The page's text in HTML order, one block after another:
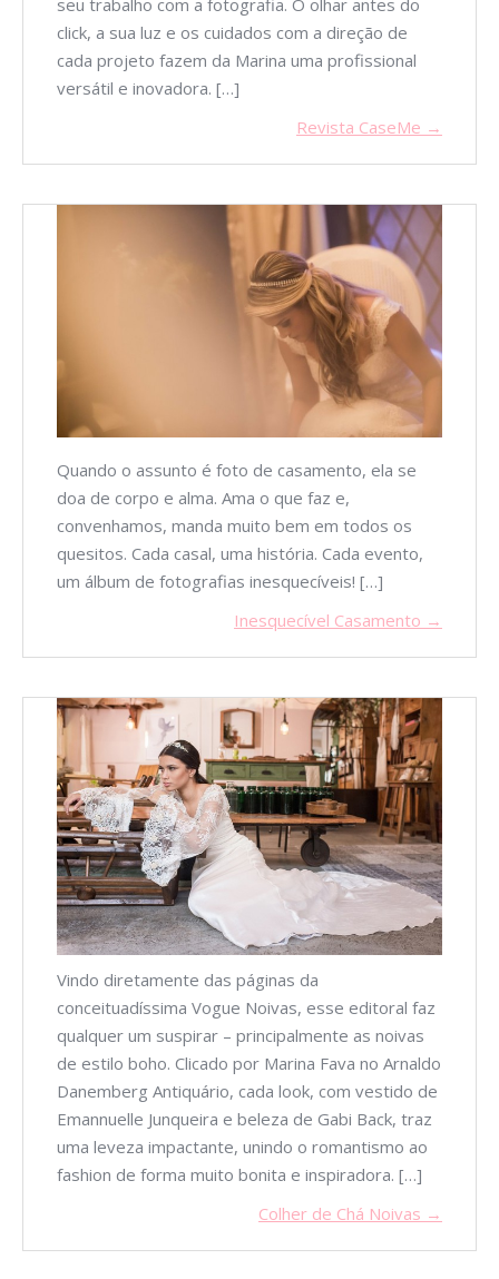
click, a sua luz e os cuidados com a direção de
cada projeto fazem da Marina uma profissional
versátil e inovadora. […]
Revista CaseMe →
Quando o assunto é foto de casamento, ela se
doa de corpo e alma. Ama o que faz e,
convenhamos, manda muito bem em todos os
quesitos. Cada casal, uma história. Cada evento,
um álbum de fotografias inesquecíveis! […]
Inesquecível Casamento →
Vindo diretamente das páginas da
conceituadíssima Vogue Noivas, esse editoral faz
qualquer um suspirar – principalmente as noivas
de estilo boho. Clicado por Marina Fava no Arnaldo
Danemberg Antiquário, cada look, com vestido de
Emannuelle Junqueira e beleza de Gabi Back, traz
uma leveza impactante, unindo o romantismo ao
fashion de forma muito bonita e inspiradora. […]
Colher de Chá Noivas →